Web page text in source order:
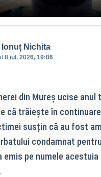
Ionuț Nichita
8 iul. 2026, 19:06
din Mureș ucise anul
că trăiește în
susțin că au fost
condamnat
emis pe numele acestuia